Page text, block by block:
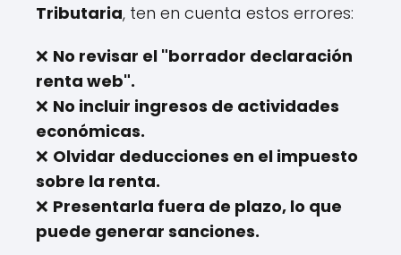
Tributaria, ten en cuenta estos errores:
❌ No revisar el "borrador declaración
renta web".
❌ No incluir ingresos de actividades
económicas.
❌ Olvidar deducciones en el impuesto
sobre la renta.
❌ Presentarla fuera de plazo, lo que
puede generar sanciones.